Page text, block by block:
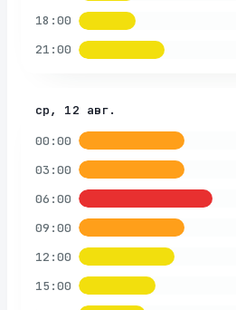
18:00
21:00
ср, 12 авг.
00:00
03:00
06:00
09:00
12:00
15:00